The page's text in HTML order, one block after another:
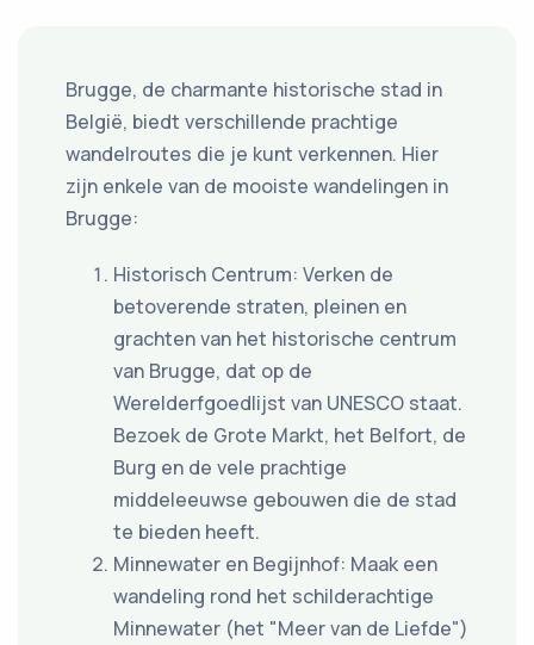
Brugge, de charmante historische stad in
België, biedt verschillende prachtige
wandelroutes die je kunt verkennen. Hier
zijn enkele van de mooiste wandelingen in
Brugge:
Historisch Centrum: Verken de
betoverende straten, pleinen en
grachten van het historische centrum
van Brugge, dat op de
Werelderfgoedlijst van UNESCO staat.
Bezoek de Grote Markt, het Belfort, de
Burg en de vele prachtige
middeleeuwse gebouwen die de stad
te bieden heeft.
Minnewater en Begijnhof: Maak een
wandeling rond het schilderachtige
Minnewater (het "Meer van de Liefde")